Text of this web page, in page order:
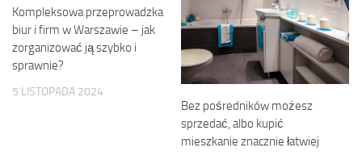
Kompleksowa przeprowadzka
biur i firm w Warszawie – jak
zorganizować ją szybko i
sprawnie?
5 LISTOPADA 2024
Bez pośredników możesz
sprzedać, albo kupić
mieszkanie znacznie łatwiej